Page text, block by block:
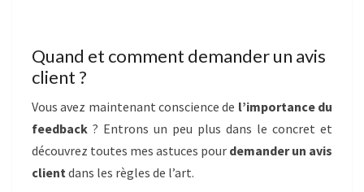
Quand et comment demander un avis
client ?
Vous avez maintenant conscience de l’importance du
feedback ? Entrons un peu plus dans le concret et
découvrez toutes mes astuces pour demander un avis
clientdans les règles de l’art.